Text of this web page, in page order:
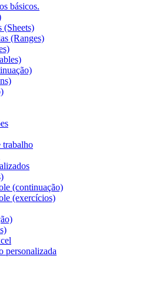
básicos.
(Sheets)
(Ranges)
trabalho
(continuação)
(exercícios)
personalizada